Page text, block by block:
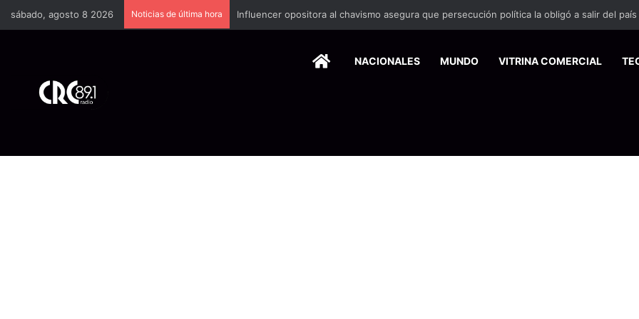
sábado, agosto 8 2026 Noticias de última hora
HOMENACIONALES MUNDO VITRINA COMERCIAL